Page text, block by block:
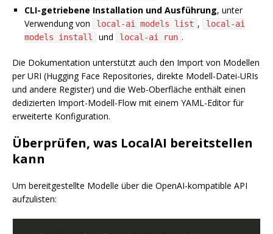
CLI-getriebene Installation und Ausführung, unter
Verwendung von
local-ai models list ,
local-ai
models install
und local-ai run .
Die Dokumentation unterstützt auch den Import von Modellen
per URI (Hugging Face Repositories, direkte Modell-Datei-URIs
und andere Register) und die Web-Oberfläche enthält einen
dedizierten Import-Modell-Flow mit einem YAML-Editor für
erweiterte Konfiguration.
Überprüfen, was LocalAI bereitstellen
kann
Um bereitgestellte Modelle über die OpenAI-kompatible API
aufzulisten: